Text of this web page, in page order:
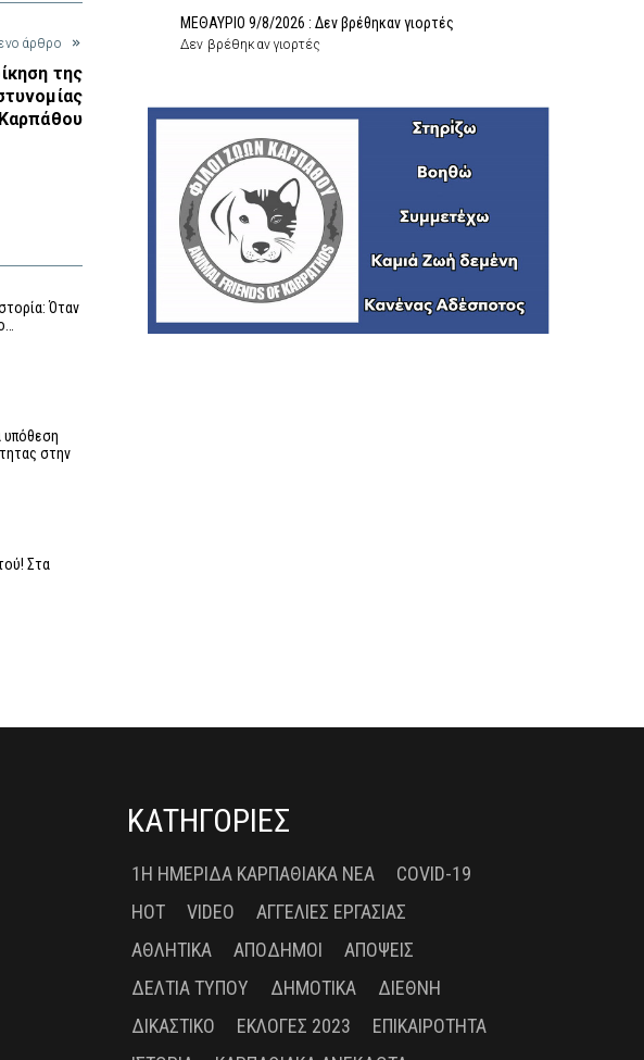
άρθρο
της
Καρπάθου
Όταν
υπόθεση
στην
Στα
ΜΕΘΑΥΡΙΟ 9/8/2026 : Δεν βρέθηκαν γιορτές
Δεν βρέθηκαν γιορτές
ΚΑΤΗΓΟΡΙΕΣ
1Η ΗΜΕΡΊΔΑ ΚΑΡΠΑΘΙΑΚΆ ΝΈΑ
COVID-19
HOT
VIDEO
ΑΓΓΕΛΊΕΣ ΕΡΓΑΣΊΑΣ
ΑΘΛΗΤΙΚΆ
ΑΠΌΔΗΜΟΙ
ΑΠΌΨΕΙΣ
ΔΕΛΤΊΑ ΤΎΠΟΥ
ΔΗΜΟΤΙΚΆ
ΔΙΕΘΝΉ
ΔΙΚΑΣΤΙΚΌ
ΕΚΛΟΓΈΣ 2023
ΕΠΙΚΑΙΡΌΤΗΤΑ